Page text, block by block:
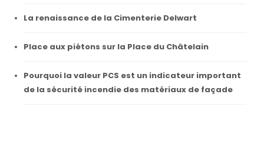
La renaissance de la Cimenterie Delwart
Place aux piétons sur la Place du Châtelain
Pourquoi la valeur PCS est un indicateur important
de la sécurité incendie des matériaux de façade